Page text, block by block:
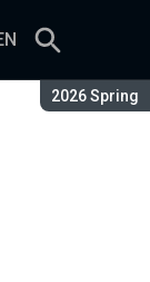
Сезон:
2026 Spring